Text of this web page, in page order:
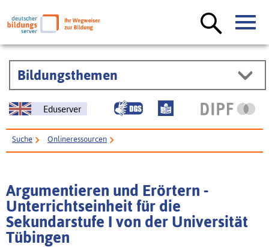
Bildungsthemen
Eduserver
Suche Onlineressourcen
Argumentieren und Erörtern -
Unterrichtseinheit für die
Sekundarstufe I von der Universität
Tübingen